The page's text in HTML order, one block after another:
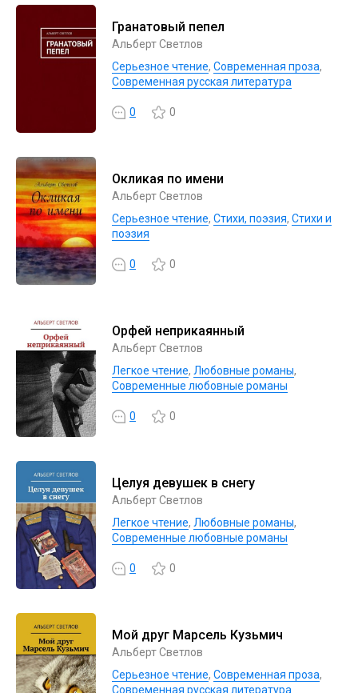
Гранатовый пепел
Альберт Светлов
Серьезное чтение, Современная проза,
Современная русская литература
0 0
Окликая по имени
Альберт Светлов
Серьезное чтение, Cтихи, поэзия, Стихи и
поэзия
0 0
Орфей неприкаянный
Альберт Светлов
Легкое чтение, Любовные романы,
Современные любовные романы
0 0
Целуя девушек в снегу
Альберт Светлов
Легкое чтение, Любовные романы,
Современные любовные романы
0 0
Мой друг Марсель Кузьмич
Альберт Светлов
Серьезное чтение, Современная проза,
Современная русская литература